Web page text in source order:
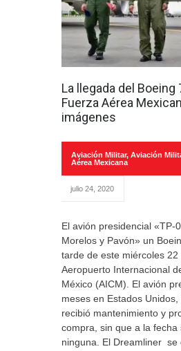
La llegada del Boeing
Fuerza Aérea
imágenes
Aviación Militar, Aviación
Aérea Mexicana
julio 24, 2020
El avión presidencial «TP-
Morelos y Pavón» un
tarde de este miércoles 22
Aeropuerto Internacional
México (AICM). El avión
meses en Estados
recibió mantenimiento y
compra, sin que a la fecha
ninguna. El Dreamliner se